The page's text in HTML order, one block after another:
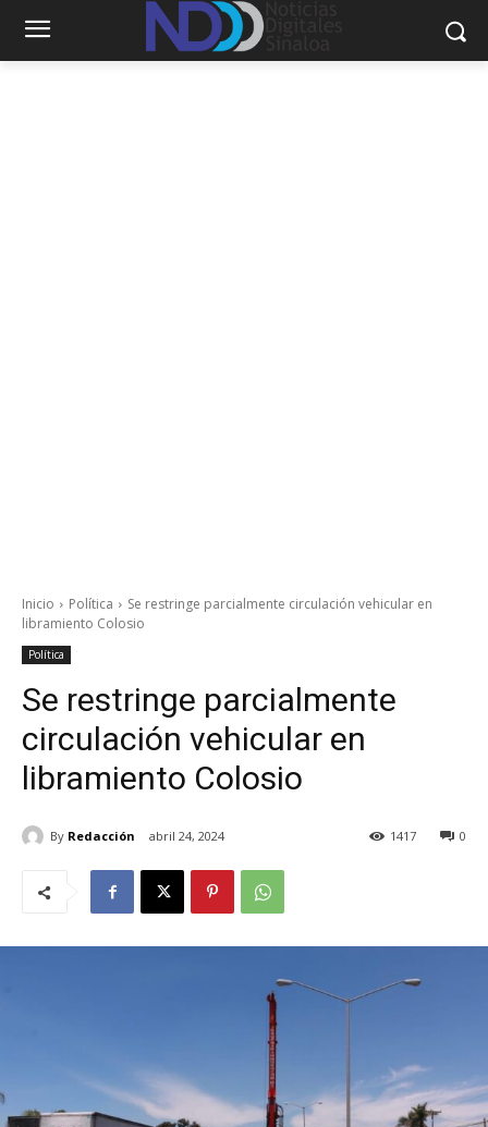
Inicio Política
Se restringe parcialmente circulación vehicular en
libramiento Colosio
Política
Se restringe parcialmente
circulación vehicular en
libramiento Colosio
By Redacción abril 24, 2024 0
1417